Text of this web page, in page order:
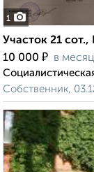
1
Участок 21
10 000 ₽ в месяц
Собственник,